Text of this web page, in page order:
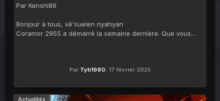
Par Kenshi89
Bonjour à tous, xē'suelen nyahyan
Coramor 2955 a démarré la semaine dernière. Que vous...
Par Tyti1980, 17 février 2025
Actualités